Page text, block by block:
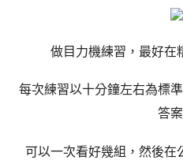
做目力機練習，最好在
每次練習以十分鐘左右為標
答案
可以一次看好幾組，然後在